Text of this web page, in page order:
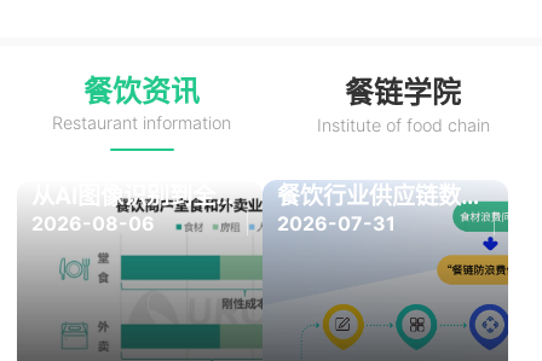
餐饮资讯
Restaurant information
餐链学院
Institute of food chain
从AI图像识别到全链路数字化：餐链新一代餐饮管理系统如何重构餐饮供应链逻辑
2026-08-06
餐饮行业供应链数字化转型趋势：中小商家降本路径与智能化供应链解决方案
2026-07-31